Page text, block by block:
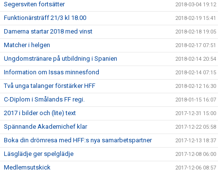
Segersviten fortsätter 2018-03-04 19:12
Funktionärsträff 21/3 kl 18.00 2018-02-19 15:41
Damerna startar 2018 med vinst 2018-02-18 19:05
Matcher i helgen 2018-02-17 07:51
Ungdomstränare på utbildning i Spanien 2018-02-14 20:54
Information om Issas minnesfond 2018-02-14 07:15
Två unga talanger förstärker HFF 2018-02-12 16:30
C-Diplom i Smålands FF regi. 2018-01-15 16:07
2017 i bilder och (lite) text 2017-12-31 15:00
Spännande Akademichef klar 2017-12-22 05:58
Boka din drömresa med HFF:s nya samarbetspartner 2017-12-13 18:37
Läsglädje ger spelglädje 2017-12-08 06:00
Medlemsutskick 2017-12-06 08:57